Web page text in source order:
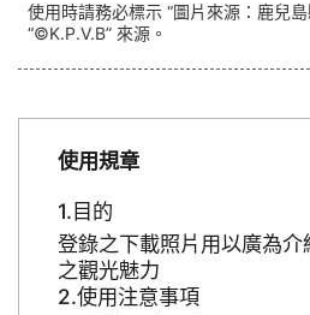
使用時請務必標示 “圖片來源：鹿兒
“©K.P.V.B” 來源。
使用規章
目的
登錄之下載照片用以廣為
之觀光魅力
使用注意事項